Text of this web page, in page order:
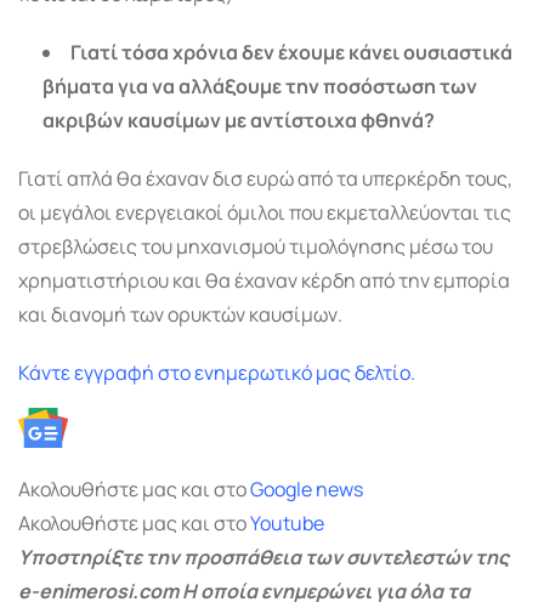
Γιατί τόσα χρόνια δεν έχουμε κάνει ουσιαστικά
βήματα για να αλλάξουμε την ποσόστωση των
ακριβών καυσίμων με αντίστοιχα φθηνά?
Γιατί απλά θα έχαναν δισ ευρώ από τα υπερκέρδη τους,
οι μεγάλοι ενεργειακοί όμιλοι που εκμεταλλεύονται τις
στρεβλώσεις του μηχανισμού τιμολόγησης μέσω του
χρηματιστήριου και θα έχαναν κέρδη από την εμπορία
και διανομή των ορυκτών καυσίμων.
Κάντε εγγραφή στο ενημερωτικό μας δελτίο.
Ακολουθήστε μας και στοGooglenews
Ακολουθήστε μας και στοYoutube
Υποστηρίξτε την προσπάθεια των συντελεστών της
e-enimerosi.com Η οποία ενημερώνει για όλα τα